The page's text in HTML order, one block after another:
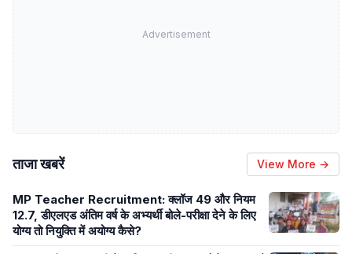
Advertisement
ताजा खबरें View More →
MP Teacher Recruitment: क्लॉज 49 और नियम
12.7, डीएलएड अंतिम वर्ष के अभ्यर्थी बोले-परीक्षा देने के लिए
योग्य तो नियुक्ति में अयोग्य कैसे?